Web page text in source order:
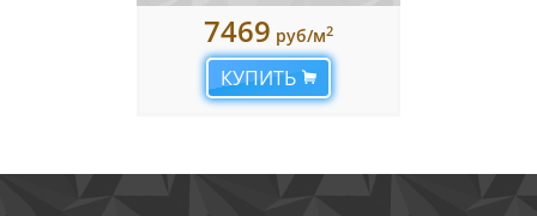
7469 руб/м2
КУПИТЬ